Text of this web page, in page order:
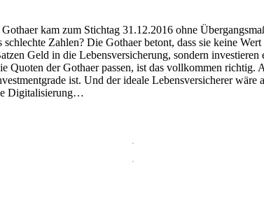
kam zum Stichtag 31.12.2016 ohne
Zahlen? Die Gothaer betont, dass sie keine
Geld in die Lebensversicherung, sondern
Quoten der Gothaer passen, ist das vollkommen
ist. Und der ideale Lebensversicherer
Digitalisierung…